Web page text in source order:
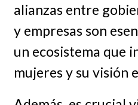
alianzas entre
y empresas son
un ecosistema que
mujeres y su visión